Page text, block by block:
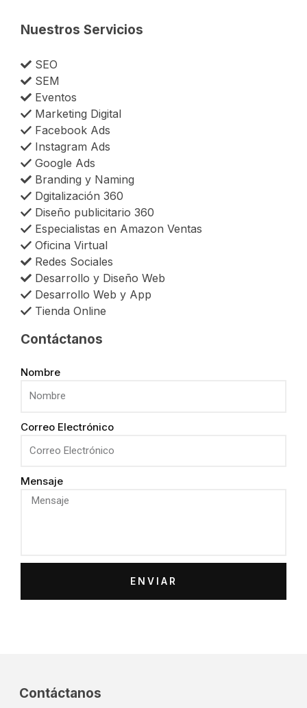
Nuestros Servicios
SEO
SEM
Eventos
Marketing Digital
Facebook Ads
Instagram Ads
Google Ads
Branding y Naming
Dgitalización 360
Diseño publicitario 360
Especialistas en Amazon Ventas
Oficina Virtual
Redes Sociales
Desarrollo y Diseño Web
Desarrollo Web y App
Tienda Online
Contáctanos
Nombre
Correo Electrónico
Mensaje
ENVIAR
Contáctanos